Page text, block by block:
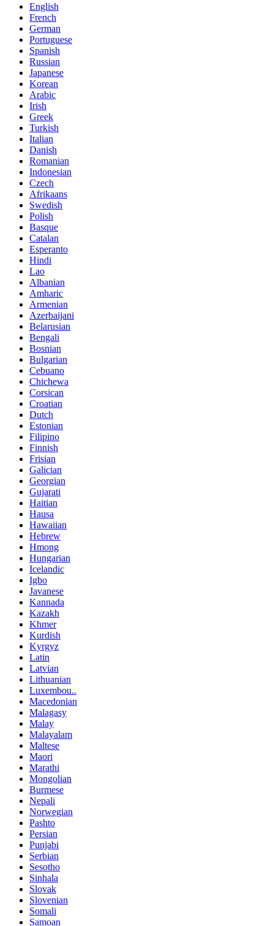
English
French
German
Portuguese
Spanish
Russian
Japanese
Korean
Arabic
Irish
Greek
Turkish
Italian
Danish
Romanian
Indonesian
Czech
Afrikaans
Swedish
Polish
Basque
Catalan
Esperanto
Hindi
Lao
Albanian
Amharic
Armenian
Azerbaijani
Belarusian
Bengali
Bosnian
Bulgarian
Cebuano
Chichewa
Corsican
Croatian
Dutch
Estonian
Filipino
Finnish
Frisian
Galician
Georgian
Gujarati
Haitian
Hausa
Hawaiian
Hebrew
Hmong
Hungarian
Icelandic
Igbo
Javanese
Kannada
Kazakh
Khmer
Kurdish
Kyrgyz
Latin
Latvian
Lithuanian
Luxembou..
Macedonian
Malagasy
Malay
Malayalam
Maltese
Maori
Marathi
Mongolian
Burmese
Nepali
Norwegian
Pashto
Persian
Punjabi
Serbian
Sesotho
Sinhala
Slovak
Slovenian
Somali
Samoan